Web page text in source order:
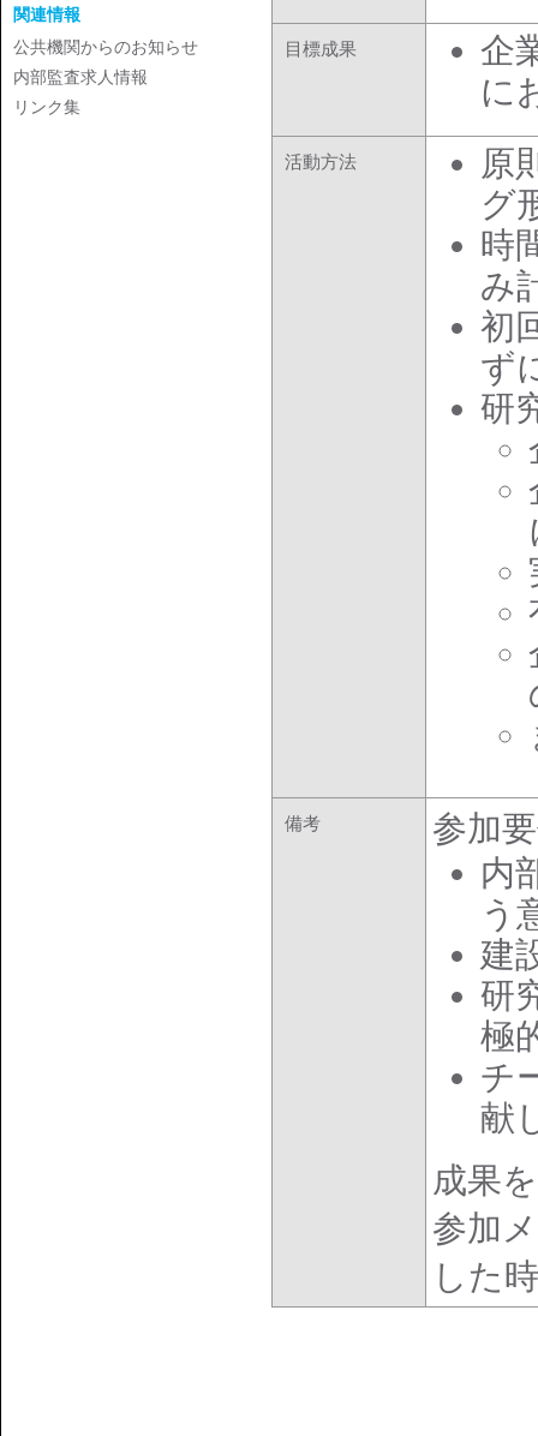
関連情報
公共機関からのお知らせ
内部監査求人情報
リンク集
目標成果
企
に
活動方法
原
グ
時
み
初
ず
研
備考
参加
内
う
建
研
極
チ
献
成果
参加
した